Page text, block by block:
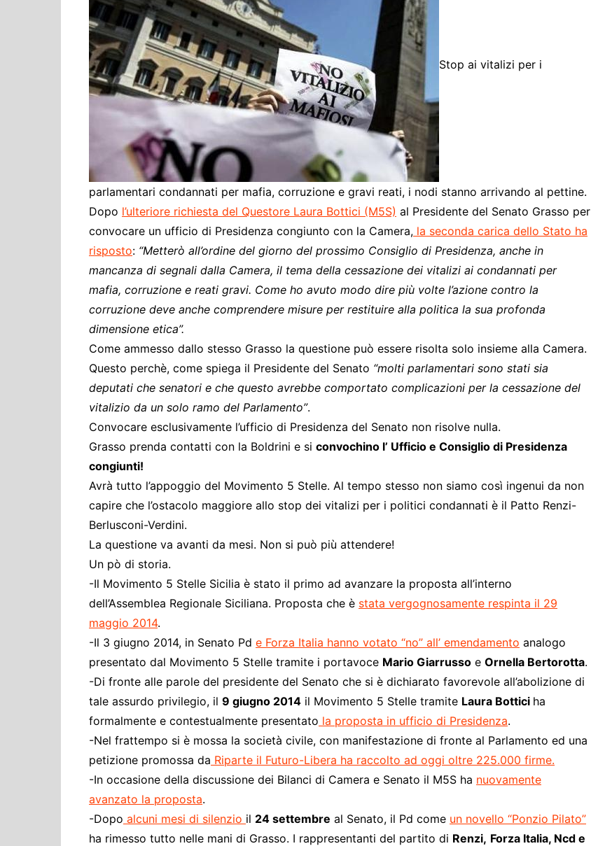
Cultura ed Istruzione
Difesa
Eventi
Finanze e tesoro
Giustizia
Lavori pubblici e Trasporti
Lavoro
Politiche europee
Rifiuti
Stop ai vitalizi per i
parlamentari condannati per mafia, corruzione e gravi reati, i nodi stanno arrivando al pettine.
Dopo l’ulteriore richiesta del Questore Laura Bottici (M5S) al Presidente del Senato Grasso per
convocare un ufficio di Presidenza congiunto con la Camera, la seconda carica dello Stato ha
risposto: “Metterò all’ordine del giorno del prossimo Consiglio di Presidenza, anche in
mancanza di segnali dalla Camera, il tema della cessazione dei vitalizi ai condannati per
mafia, corruzione e reati gravi. Come ho avuto modo dire più volte l’azione contro la
corruzione deve anche comprendere misure per restituire alla politica la sua profonda
dimensione etica”.
Come ammesso dallo stesso Grasso la questione può essere risolta solo insieme alla Camera.
Questo perchè, come spiega il Presidente del Senato “molti parlamentari sono stati sia
deputati che senatori e che questo avrebbe comportato complicazioni per la cessazione del
vitalizio da un solo ramo del Parlamento”.
Convocare esclusivamente l’ufficio di Presidenza del Senato non risolve nulla.
Grasso prenda contatti con la Boldrini e si convochino l’ Ufficio e Consiglio di Presidenza
congiunti!
Avrà tutto l’appoggio del Movimento 5 Stelle. Al tempo stesso non siamo così ingenui da non
capire che l’ostacolo maggiore allo stop dei vitalizi per i politici condannati è il Patto Renzi-
Berlusconi-Verdini.
La questione va avanti da mesi. Non si può più attendere!
Un pò di storia.
-Il Movimento 5 Stelle Sicilia è stato il primo ad avanzare la proposta all’interno
dell’Assemblea Regionale Siciliana. Proposta che è stata vergognosamente respinta il 29
maggio 2014.
-Il 3 giugno 2014, in Senato Pd e Forza Italia hanno votato “no” all’ emendamento analogo
presentato dal Movimento 5 Stelle tramite i portavoce Mario Giarrusso e Ornella Bertorotta.
-Di fronte alle parole del presidente del Senato che si è dichiarato favorevole all’abolizione di
tale assurdo privilegio, il 9 giugno 2014 il Movimento 5 Stelle tramite Laura Bottici ha
formalmente e contestualmente presentato la proposta in ufficio di Presidenza.
-Nel frattempo si è mossa la società civile, con manifestazione di fronte al Parlamento ed una
petizione promossa da Riparte il Futuro-Libera ha raccolto ad oggi oltre 225.000 firme.
-In occasione della discussione dei Bilanci di Camera e Senato il M5S ha nuovamente
avanzato la proposta.
-Dopo alcuni mesi di silenzio il 24 settembre al Senato, il Pd come un novello “Ponzio Pilato”
ha rimesso tutto nelle mani di Grasso. I rappresentanti del partito di Renzi, Forza Italia, Ncd e